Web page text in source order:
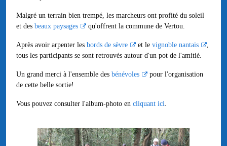
Malgré un terrain bien trempé, les marcheurs ont profité du soleil
et des beaux paysages qu'offrent la commune de Vertou.
Après avoir arpenter les bords de sèvre et le vignoble nantais
tous les participants se sont retrouvés autour d'un pot de l'amitié.
Un grand merci à l'ensemble des bénévoles
pour l'organisation
de cette belle sortie!
Vous pouvez consulter l'album-photo en cliquant ici